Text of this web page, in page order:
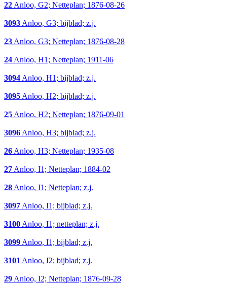
22Anloo, G2; Netteplan; 1876-08-26
3093Anloo, G3; bijblad; z.j.
23Anloo, G3; Netteplan; 1876-08-28
24Anloo, H1; Netteplan; 1911-06
3094Anloo, H1; bijblad; z.j.
3095Anloo, H2; bijblad; z.j.
25Anloo, H2; Netteplan; 1876-09-01
3096Anloo, H3; bijblad; z.j.
26Anloo, H3; Netteplan; 1935-08
27Anloo, I1; Netteplan; 1884-02
28Anloo, I1; Netteplan; z.j.
3097Anloo, I1; bijblad; z.j.
3100Anloo, I1; netteplan; z.j.
3099Anloo, I1; bijblad; z.j.
3101Anloo, I2; bijblad; z.j.
29Anloo, I2; Netteplan; 1876-09-28